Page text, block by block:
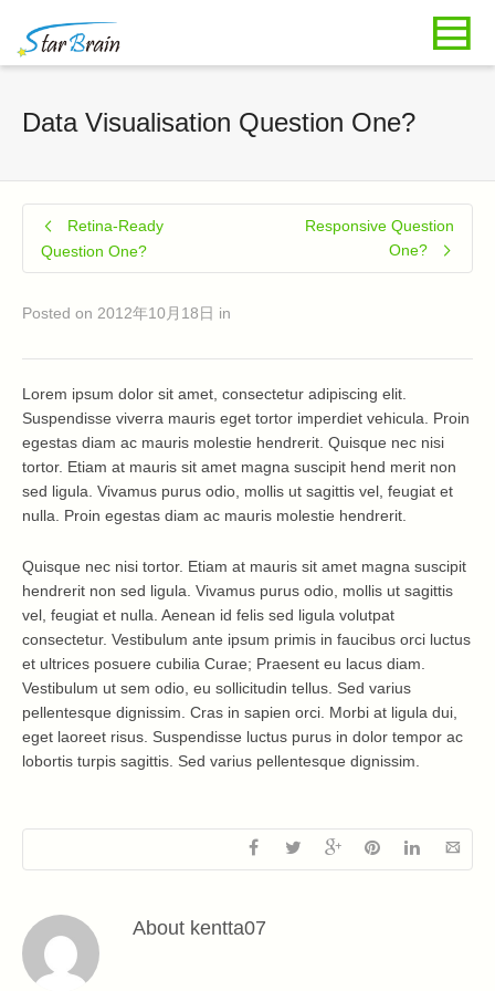
Data Visualisation Question One?
Retina-Ready
Question One?
Responsive Question
One?
Posted on 2012年10月18日 in
Lorem ipsum dolor sit amet, consectetur adipiscing elit.
Suspendisse viverra mauris eget tortor imperdiet vehicula. Proin
egestas diam ac mauris molestie hendrerit. Quisque nec nisi
tortor. Etiam at mauris sit amet magna suscipit hend merit non
sed ligula. Vivamus purus odio, mollis ut sagittis vel, feugiat et
nulla. Proin egestas diam ac mauris molestie hendrerit.
Quisque nec nisi tortor. Etiam at mauris sit amet magna suscipit
hendrerit non sed ligula. Vivamus purus odio, mollis ut sagittis
vel, feugiat et nulla. Aenean id felis sed ligula volutpat
consectetur. Vestibulum ante ipsum primis in faucibus orci luctus
et ultrices posuere cubilia Curae; Praesent eu lacus diam.
Vestibulum ut sem odio, eu sollicitudin tellus. Sed varius
pellentesque dignissim. Cras in sapien orci. Morbi at ligula dui,
eget laoreet risus. Suspendisse luctus purus in dolor tempor ac
lobortis turpis sagittis. Sed varius pellentesque dignissim.
About kentta07